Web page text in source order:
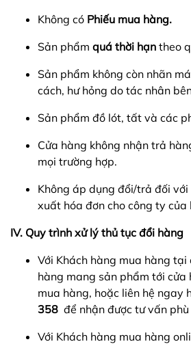
Không có Phiếu mua hàng.
Sản phẩm quá thời hạn theo
Sản phẩm không còn nhãn
cách, hư hỏng do tác nhân
Sản phẩm đồ lót, tất và các
Cửa hàng không nhận trả
mọi trường hợp.
Không áp dụng đổi/trả đối
xuất hóa đơn cho công ty của
IV. Quy trình xử lý thủ tục đổi hàng
Với Khách hàng mua hàng tại
hàng mang sản phẩm tới cửa
mua hàng, hoặc liên hệ ngay
358 để nhận được tư vấn
Với Khách hàng mua hàng